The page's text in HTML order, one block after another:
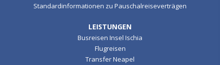
Standardinformationen zu Pauschalreiseverträgen
LEISTUNGEN
Busreisen Insel Ischia
Flugreisen
Transfer Neapel